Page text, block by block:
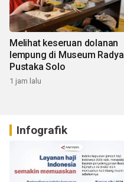
Melihat keseruan dolanan
lempung di Museum Radya
Pustaka Solo
1 jam lalu
Infografik